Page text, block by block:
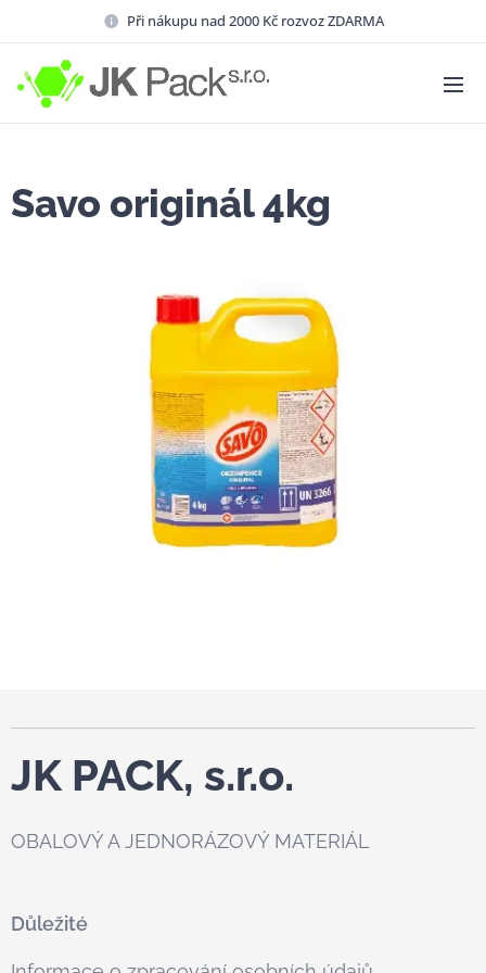
Při nákupu nad 2000 Kč rozvoz ZDARMA
Savo originál 4kg
JK PACK, s.r.o.
OBALOVÝ A JEDNORÁZOVÝ MATERIÁL
Důležité